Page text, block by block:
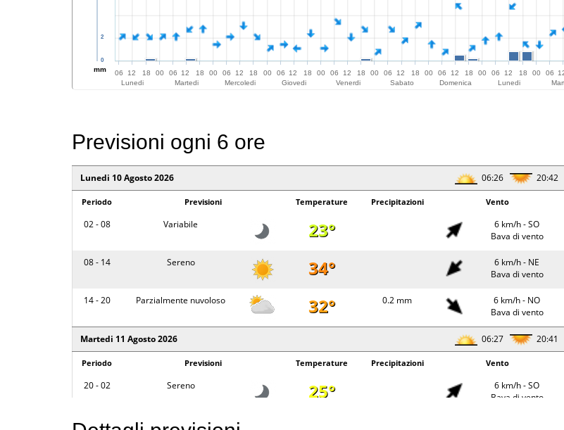
mm 06
12
Lunedi
18 00 06
12
Martedi
18 00 06
12
Mercoledi
18 00 06
12
Giovedi
18 00 06
12
Venerdi
18 00 06
12
Sabato
18 00 06
12
Domenica
18 00 06
12
Lunedi
18 00 06
0
2
Previsioni ogni 6 ore
Lunedi 10 Agosto 2026 06:26 20:42
Periodo Previsioni Temperature Precipitazioni Vento
02 - 08 Variabile 23°
6 km/h - SO
Bava di vento
08 - 14 Sereno 34°
6 km/h - NE
Bava di vento
14 - 20 Parzialmente nuvoloso 32° 0.2 mm
6 km/h - NO
Bava di vento
Martedi 11 Agosto 2026 06:27 20:41
Periodo Previsioni Temperature Precipitazioni Vento
20 - 02 Sereno 25°
6 km/h - SO
Bava di vento
02 - 08 Sereno